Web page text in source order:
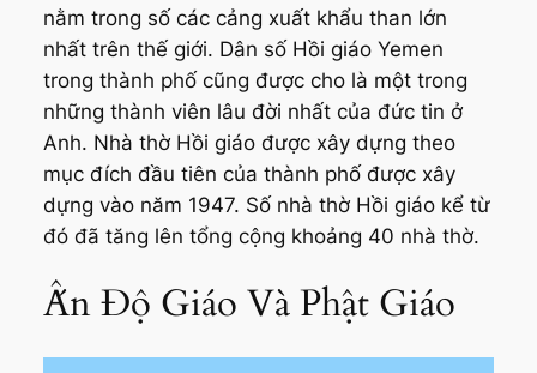
nằm trong số các cảng xuất khẩu than lớn
nhất trên thế giới. Dân số Hồi giáo Yemen
trong thành phố cũng được cho là một trong
những thành viên lâu đời nhất của đức tin ở
Anh. Nhà thờ Hồi giáo được xây dựng theo
mục đích đầu tiên của thành phố được xây
dựng vào năm 1947. Số nhà thờ Hồi giáo kể từ
đó đã tăng lên tổng cộng khoảng 40 nhà thờ.
Ấn Độ Giáo Và Phật Giáo